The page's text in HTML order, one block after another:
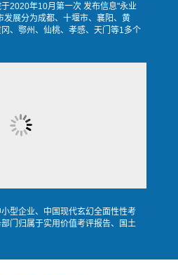
2020年10月第一次 发布信息"永业
发展分为成都、十堰市、襄阳、黄
、鄂州、仙桃、孝感、天门等1多个
型企业、中国现代玄幻全面性性考
门归属于实用价值考评报告、国土